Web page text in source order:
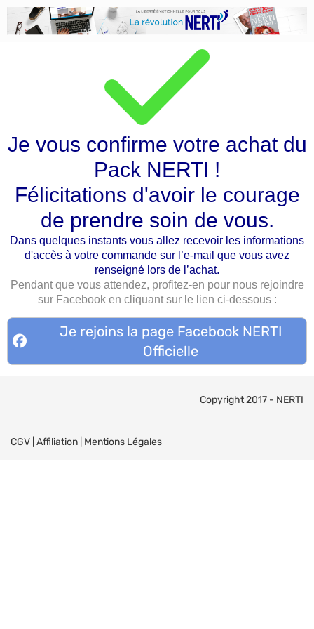
Je vous confirme votre achat du
Pack NERTI !
Félicitations d'avoir le courage
de prendre soin de vous.
Dans quelques instants vous allez recevoir les informations
d'accès à votre commande sur l’e-mail que vous avez
renseigné lors de l’achat.
Pendant que vous attendez, profitez-en pour nous rejoindre
sur Facebook en cliquant sur le lien ci-dessous :
Je rejoins la page Facebook NERTI
Officielle
Copyright 2017 - NERTI
CGV Affiliation Mentions Légales